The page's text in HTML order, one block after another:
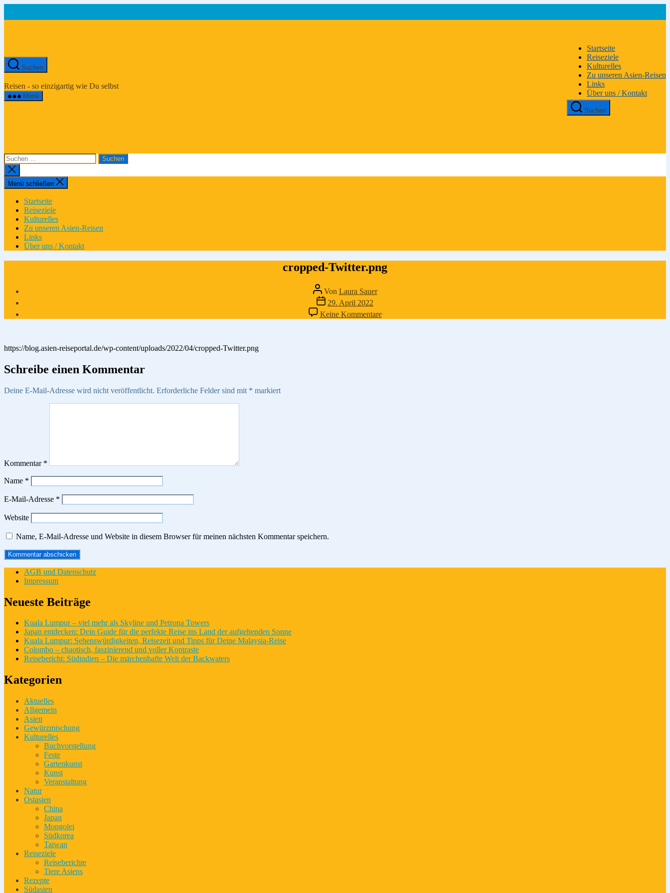
Suchen
Reiseportal
Reisen - so einzigartig wie Du selbst
Menü
Startseite
Reiseziele
Kulturelles
Zu unseren Asien-Reisen
Links
Über uns / Kontakt
Suchen
Suchen
nach:
Suche
schließen
Menü schließen
Startseite
Reiseziele
Kulturelles
Zu unseren Asien-Reisen
Links
Über uns / Kontakt
cropped-Twitter.png
Beitragsautor
Von Laura Sauer
Veröffentlichungsdatum
29. April 2022
Keine Kommentarezu
cropped-
https://blog.asien-reiseportal.de/wp-content/uploads/2022/04/cropped-Twitter.png
Schreibe einen Kommentar
Deine E-Mail-Adresse wird nicht veröffentlicht. Erforderliche Felder sind mit * markiert
Kommentar *
Name *
E-Mail-Adresse *
Website
Name, E-Mail-Adresse und Website in diesem Browser für meinen nächsten Kommentar speichern.
AGB und Datenschutz
Impressum
Neueste Beiträge
Kuala Lumpur – viel mehr als Skyline und Petrona Towers
Japan entdecken: Dein Guide für die perfekte Reise ins Land der aufgehenden Sonne
Kuala Lumpur: Sehenswürdigkeiten, Reisezeit und Tipps für Deine Malaysia-Reise
Colombo – chaotisch, faszinierend und voller Kontraste
Reisebericht: Südindien – Die märchenhafte Welt der Backwaters
Kategorien
Aktuelles
Allgemein
Asien
Gewürzmischung
Kulturelles
Buchvorstellung
Feste
Gartenkunst
Kunst
Veranstaltung
Natur
Ostasien
China
Japan
Mongolei
Südkorea
Taiwan
Reiseziele
Reiseberichte
Tiere Asiens
Rezepte
Südasien